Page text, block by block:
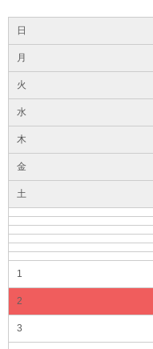
日
月
火
水
木
金
土
1
2
3